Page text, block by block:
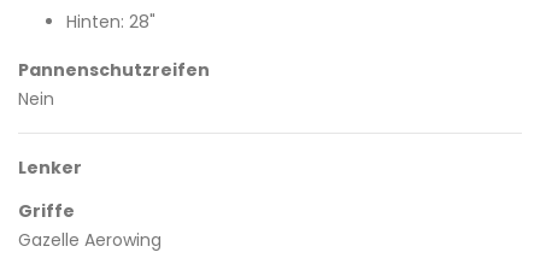
Hinten: 28"
Pannenschutzreifen
Nein
Lenker
Griffe
Gazelle Aerowing